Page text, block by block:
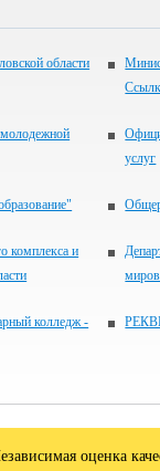
области
услуг
комплекса и
колледж -
оценка